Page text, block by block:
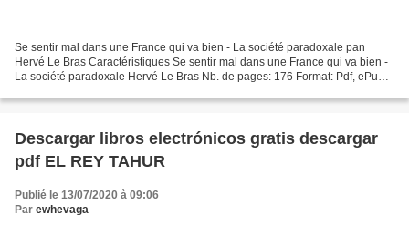
Se sentir mal dans une France qui va bien - La société paradoxale pan
Hervé Le Bras Caractéristiques Se sentir mal dans une France qui va bien -
La société paradoxale Hervé Le Bras Nb. de pages: 176 Format: Pdf, ePub,
Descargar libros electrónicos gratis descargar
pdf EL REY TAHUR
Publié le 13/07/2020 à 09:06
Par ewhevaga